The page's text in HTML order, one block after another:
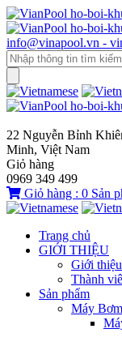
info@vinapool.vn -
22 Nguyễn Bỉnh
Minh, Việt Nam
Giỏ hàng
0969 349 499
Giỏ hàng : 0 Sản
Trang chủ
GIỚI THIỆU
Giới
Thành
Sản phẩm
Máy